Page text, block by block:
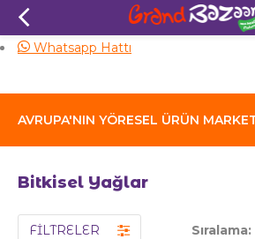
AVRUPA'NIN YÖRESEL ÜRÜN MARKETİ >> Kargo
Aynı Gün
Whatsapp Hattı
Bitkisel Yağlar
FİLTRELER Sıralama: